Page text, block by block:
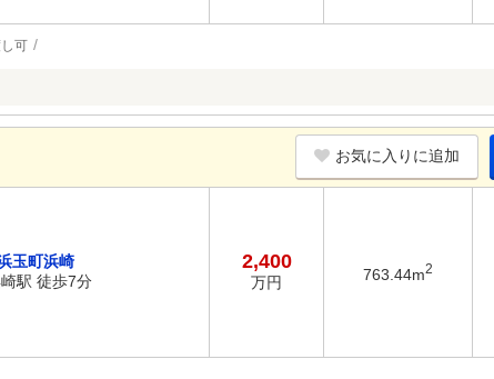
可
お気に入りに追加
玉町浜崎
崎駅 徒歩7分
2,400
万円 763.44m2